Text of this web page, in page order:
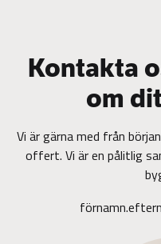
Kontakta
om
Vi är gärna med från
offert. Vi är en pålitlig